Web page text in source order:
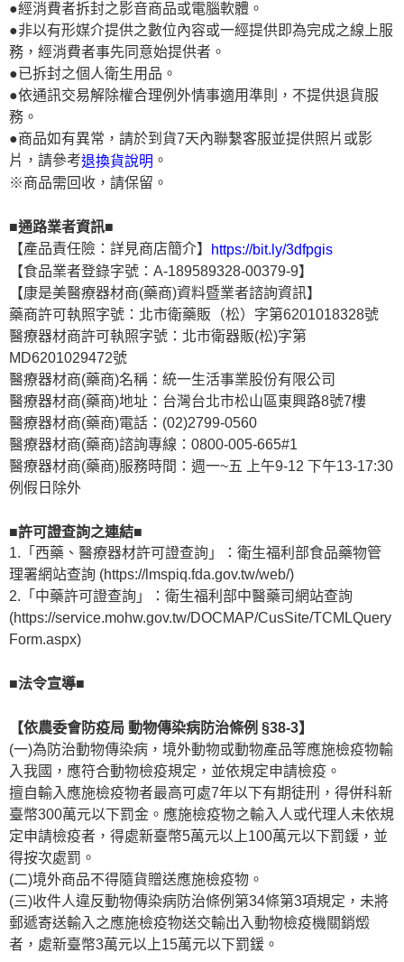
●經消費者拆封之影音商品或電腦軟體。
●非以有形媒介提供之數位內容或一經提供即為完成之線上服
務，經消費者事先同意始提供者。
●已拆封之個人衛生用品。
●依通訊交易解除權合理例外情事適用準則，不提供退貨服
務。
●商品如有異常，請於到貨7天內聯繫客服並提供照片或影
片，請參考退換貨說明 。
※商品需回收，請保留。
■通路業者資訊■
【產品責任險：詳見商店簡介】
https://bit.ly/3dfpgis
【食品業者登錄字號：A-189589328-00379-9】
【康是美醫療器材商(藥商)資料暨業者諮詢資訊】
藥商許可執照字號：北市衛藥販（松）字第6201018328號
醫療器材商許可執照字號：北市衛器販(松)字第
MD6201029472號
醫療器材商(藥商)名稱：統一生活事業股份有限公司
醫療器材商(藥商)地址：台灣台北市松山區東興路8號7樓
醫療器材商(藥商)電話：(02)2799-0560
醫療器材商(藥商)諮詢專線：0800-005-665#1
醫療器材商(藥商)服務時間：週一~五 上午9-12 下午13-17:30
例假日除外
■許可證查詢之連結■
1.「西藥、醫療器材許可證查詢」：衛生福利部食品藥物管
理署網站查詢 (https://lmspiq.fda.gov.tw/web/)
2.「中藥許可證查詢」：衛生福利部中醫藥司網站查詢
(https://service.mohw.gov.tw/DOCMAP/CusSite/TCMLQuery
Form.aspx)
■法令宣導■
【依農委會防疫局 動物傳染病防治條例 §38-3】
(一)為防治動物傳染病，境外動物或動物產品等應施檢疫物輸
入我國，應符合動物檢疫規定，並依規定申請檢疫。
擅自輸入應施檢疫物者最高可處7年以下有期徒刑，得併科新
臺幣300萬元以下罰金。應施檢疫物之輸入人或代理人未依規
定申請檢疫者，得處新臺幣5萬元以上100萬元以下罰鍰，並
得按次處罰。
(二)境外商品不得隨貨贈送應施檢疫物。
(三)收件人違反動物傳染病防治條例第34條第3項規定，未將
郵遞寄送輸入之應施檢疫物送交輸出入動物檢疫機關銷燬
者，處新臺幣3萬元以上15萬元以下罰鍰。